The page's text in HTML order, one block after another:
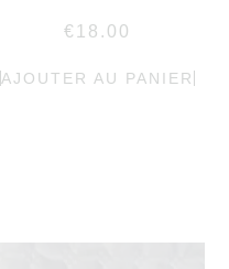
€ 18.00
AJOUTER AU PANIER